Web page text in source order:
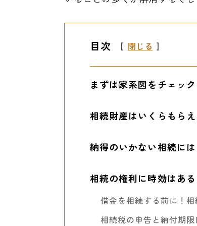
目次 [ 閉じる ]
まずは家系図をチェッ
相続財産はいくらもら
納得のいかない相続に
相続の権利に時効はあ
借金を相続する前に！
相続税の申告と納付期限